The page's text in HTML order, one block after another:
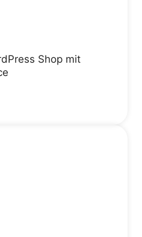
Shop mit